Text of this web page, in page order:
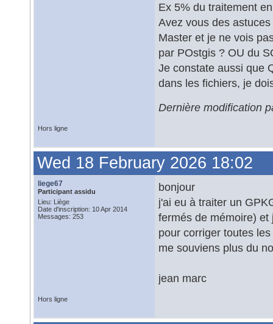
Ex 5% du traitement
Avez vous des
Master et je ne vois
par POstgis ? OU du
Je constate aussi que
dans les fichiers, je
Dernière modification
Hors ligne
Wed 18 February 2026 18:02
liege67
Participant assidu
Lieu: Liège
Date d'inscription: 10 Apr 2014
Messages: 253
bonjour
j'ai eu à traiter un
fermés de mémoire)
pour corriger toutes
me souviens plus du
jean marc
Hors ligne